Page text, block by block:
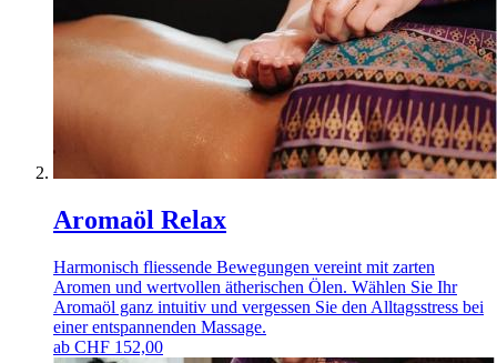
Aromaöl Relax
Harmonisch fliessende Bewegungen vereint mit zarten
Aromen und wertvollen ätherischen Ölen. Wählen Sie Ihr
Aromaöl ganz intuitiv und vergessen Sie den Alltagsstress bei
einer entspannenden Massage.
ab CHF 152,00